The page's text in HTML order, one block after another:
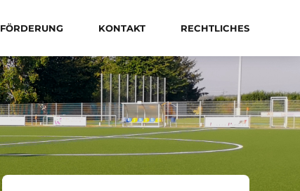
FÖRDERUNG KONTAKT RECHTLICHES